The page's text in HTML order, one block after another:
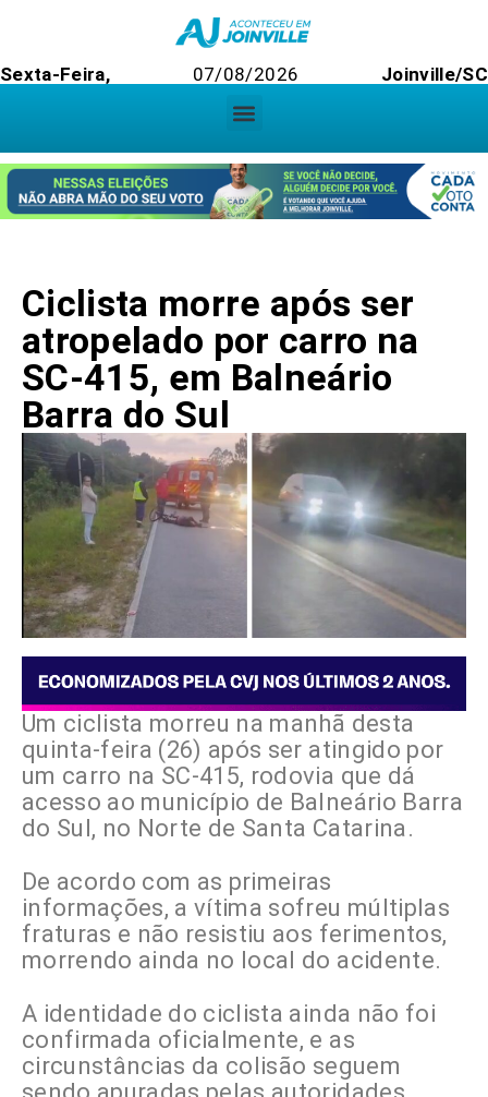
Sexta-Feira, 07/08/2026 Joinville/SC
Ciclista morre após ser
atropelado por carro na
SC-415, em Balneário
Barra do Sul
Um ciclista morreu na manhã desta
quinta-feira (26) após ser atingido por
um carro na SC-415, rodovia que dá
acesso ao município de Balneário Barra
do Sul, no Norte de Santa Catarina.
De acordo com as primeiras
informações, a vítima sofreu múltiplas
fraturas e não resistiu aos ferimentos,
morrendo ainda no local do acidente.
A identidade do ciclista ainda não foi
confirmada oficialmente, e as
circunstâncias da colisão seguem